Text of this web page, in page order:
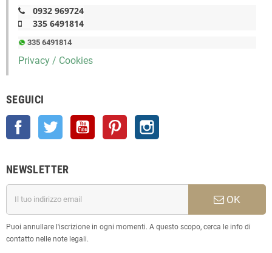
0932 969724
335 6491814
335 6491814
Privacy / Cookies
SEGUICI
Facebook Twitter YouTube Pinterest
NEWSLETTER
OK
Puoi annullare l'iscrizione in ogni momenti. A questo scopo, cerca le info di
contatto nelle note legali.